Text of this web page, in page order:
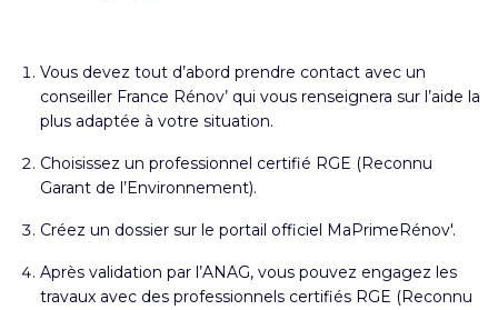
Vous devez tout d’abord prendre contact avec un
conseiller France Rénov’ qui vous renseignera sur l’aide la
plus adaptée à votre situation.
Choisissez un professionnel certifié RGE (Reconnu
Garant de l’Environnement).
Créez un dossier sur le portail officiel MaPrimeRénov'.
Après validation par l’ANAG, vous pouvez engagez les
travaux avec des professionnels certifiés RGE (Reconnu